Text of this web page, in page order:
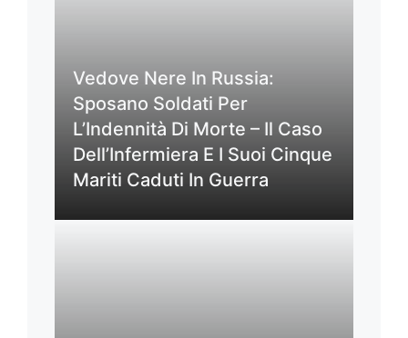
Vedove Nere In Russia:
Sposano Soldati Per
L’Indennità Di Morte – Il Caso
Dell’Infermiera E I Suoi Cinque
Mariti Caduti In Guerra